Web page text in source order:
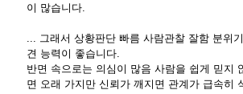
이 많습니다.
... 그래서 상황판단 빠름 사람관찰 잘함 분위
견 능력이 좋습니다.
반면 속으로는 의심이 많음 사람을 쉽게 믿지
면 오래 가지만 신뢰가 깨지면 관계가 급속히